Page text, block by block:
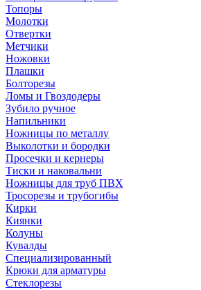
Топоры
Молотки
Отвертки
Метчики
Ножовки
Плашки
Болторезы
Ломы и Гвоздодеры
Зубило ручное
Напильники
Ножницы по металлу
Выколотки и бородки
Просечки и кернеры
Тиски и наковальни
Ножницы для труб ПВХ
Тросорезы и трубогибы
Кирки
Киянки
Колуны
Кувалды
Специализированный
Крюки для арматуры
Стеклорезы